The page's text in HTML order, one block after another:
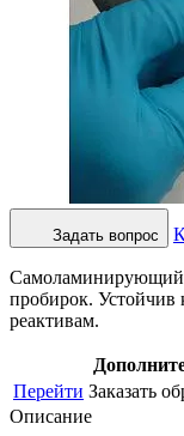
Задать вопрос
пробирок. Устойчив
реактивам.
Перейти Заказать
Описание